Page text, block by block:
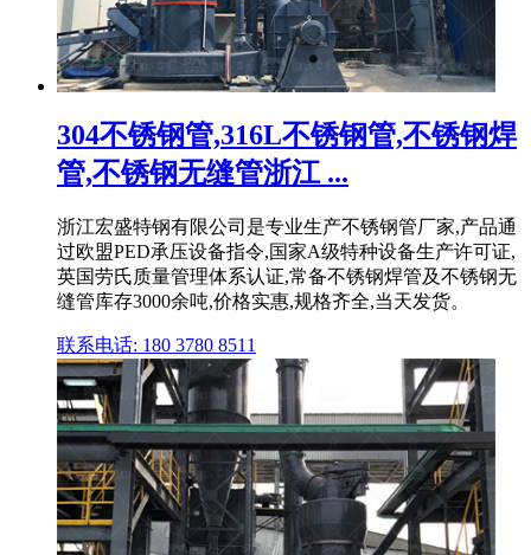
304不锈钢管,316L不锈钢管,不锈钢焊
管,不锈钢无缝管浙江 ...
浙江宏盛特钢有限公司是专业生产不锈钢管厂家,产品通
过欧盟PED承压设备指令,国家A级特种设备生产许可证,
英国劳氏质量管理体系认证,常备不锈钢焊管及不锈钢无
缝管库存3000余吨,价格实惠,规格齐全,当天发货。
联系电话: 180 3780 8511